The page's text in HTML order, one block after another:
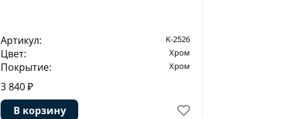
Артикул: K-2526
Цвет: Хром
Покрытие: Хром
3 840 ₽
В корзину